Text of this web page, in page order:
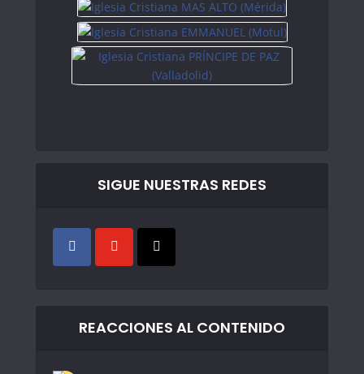
SIGUE NUESTRAS REDES
REACCIONES AL CONTENIDO